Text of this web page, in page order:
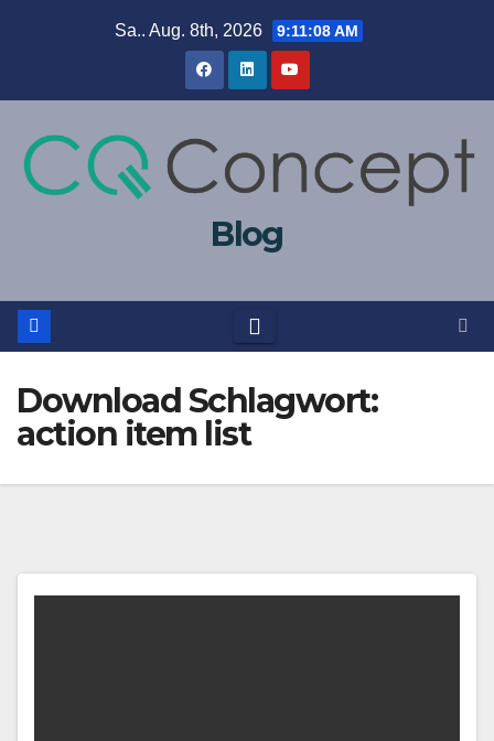
Sa.. Aug. 8th, 2026 9:11:08 AM
Blog
Download Schlagwort:
action item list